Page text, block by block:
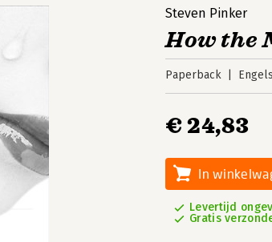
Steven Pinker
How the
Paperback Engels
€ 24,83
In
Levertijd
Gratis